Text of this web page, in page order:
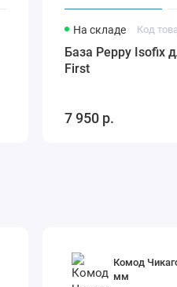
На складе Код
База Peppy Isofix
First
7 950 р.
Комод
мм